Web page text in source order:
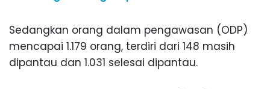
Sedangkan orang dalam pengawasan (ODP)
mencapai 1.179 orang, terdiri dari 148 masih
dipantau dan 1.031 selesai dipantau.